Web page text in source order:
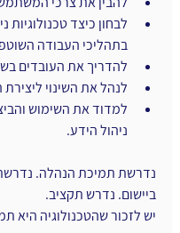
לבחון כיצד
בתהליכי העבודה
להדריך את העובדים
לנהל את השינוי
למדוד את השימוש
ניהול הידע.
נדרשת תמיכת הנהלה.
ביישום. נדרש תקציב.
יש לזכור שהטכנולוגיה היא